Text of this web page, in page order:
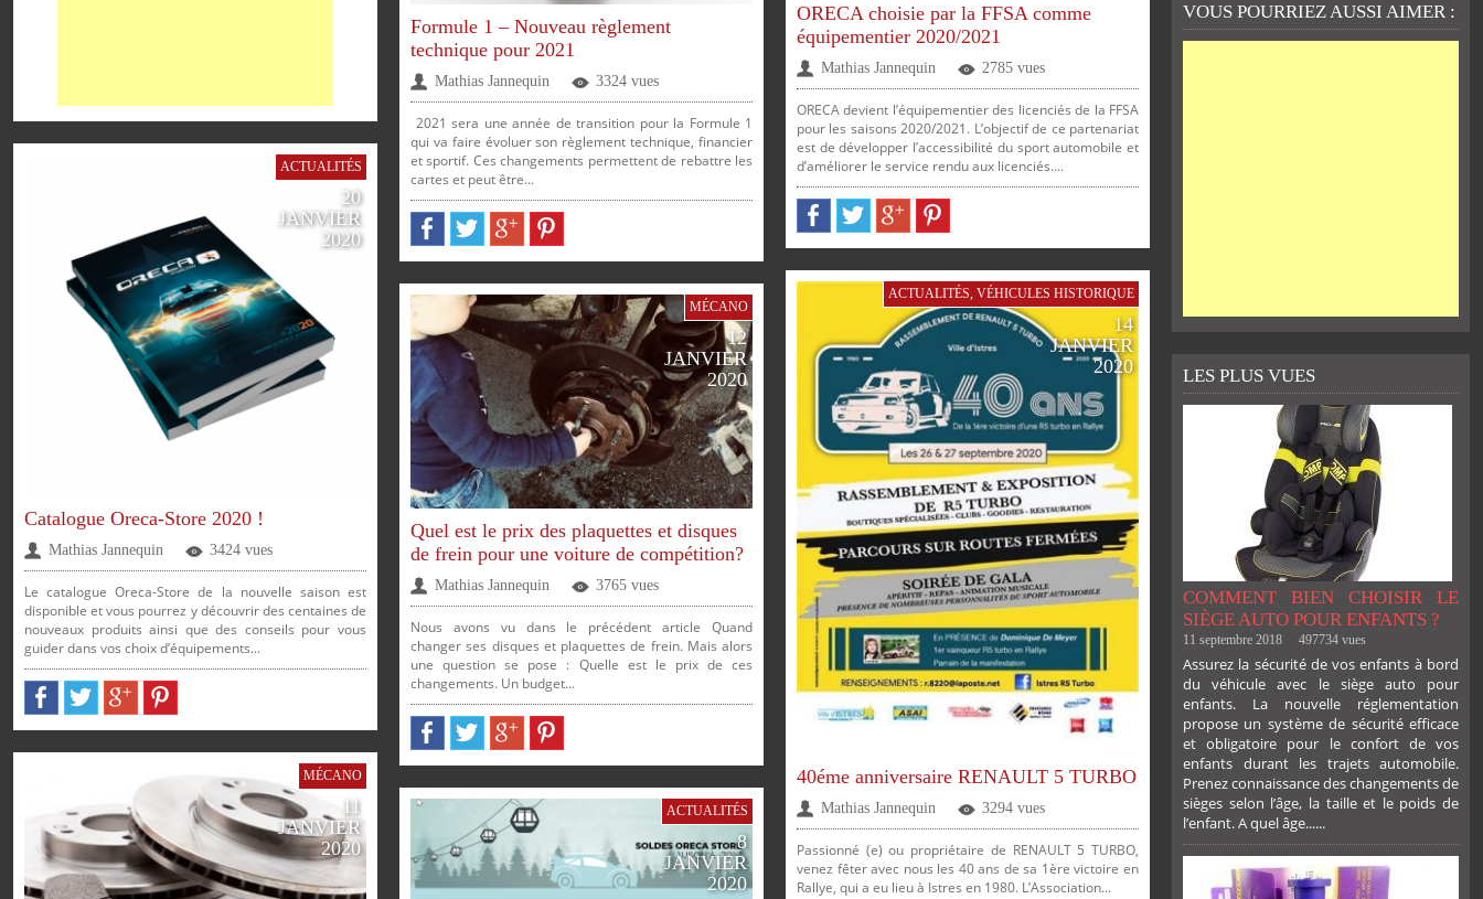
PARTAGERPARTAGERPARTAGERPARTAGER
PARTAGERPARTAGERPARTAGERPARTAGER
PARTAGERPARTAGERPARTAGERPARTAGER
Formule 1 – Nouveau règlement
technique pour 2021
Mathias Jannequin 3324 vues
2021 sera une année de transition pour la Formule 1
qui va faire évoluer son règlement technique, financier
et sportif. Ces changements permettent de rebattre les
cartes et peut être...
PARTAGERPARTAGERPARTAGERPARTAGER
ORECA choisie par la FFSA comme
équipementier 2020/2021
Mathias Jannequin 2785 vues
ORECA devient l’équipementier des licenciés de la FFSA
pour les saisons 2020/2021. L’objectif de ce partenariat
est de développer l’accessibilité du sport automobile et
d’améliorer le service rendu aux licenciés....
ACTUALITÉS
20
JANVIER
2020
Catalogue Oreca-Store 2020 !
Mathias Jannequin 3424 vues
Le catalogue Oreca-Store de la nouvelle saison est
disponible et vous pourrez y découvrir des centaines de
nouveaux produits ainsi que des conseils pour vous
guider dans vos choix d’équipements...
ACTUALITÉS, VÉHICULES HISTORIQUE
14
JANVIER
2020
40éme anniversaire RENAULT 5 TURBO
Mathias Jannequin 3294 vues
Passionné (e) ou propriétaire de RENAULT 5 TURBO,
venez fêter avec nous les 40 ans de sa 1ère victoire en
Rallye, qui a eu lieu à Istres en 1980. L’Association...
MÉCANO
12
JANVIER
2020
Quel est le prix des plaquettes et disques
de frein pour une voiture de compétition?
Mathias Jannequin 3765 vues
Nous avons vu dans le précédent article Quand
changer ses disques et plaquettes de frein. Mais alors
une question se pose : Quelle est le prix de ces
changements. Un budget...
MÉCANO
11
JANVIER
2020
ACTUALITÉS
8
JANVIER
2020
VOUS POURRIEZ AUSSI AIMER :
LES PLUS VUES
COMMENT BIEN CHOISIR LE
SIÈGE AUTO POUR ENFANTS ?
11 septembre 2018 497734 vues
Assurez la sécurité de vos enfants à bord
du véhicule avec le siège auto pour
enfants. La nouvelle réglementation
propose un système de sécurité efficace
et obligatoire pour le confort de vos
enfants durant les trajets automobile.
Prenez connaissance des changements de
sièges selon l’âge, la taille et le poids de
l’enfant. A quel âge......